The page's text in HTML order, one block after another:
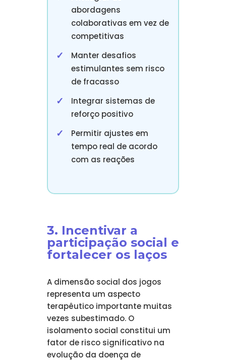
abordagens
colaborativas em vez de
competitivas
Manter desafios
estimulantes sem risco
de fracasso
Integrar sistemas de
reforço positivo
Permitir ajustes em
tempo real de acordo
com as reações
3. Incentivar a
participação social e
fortalecer os laços
A dimensão social dos jogos
representa um aspecto
terapêutico importante muitas
vezes subestimado. O
isolamento social constitui um
fator de risco significativo na
evolução da doença de